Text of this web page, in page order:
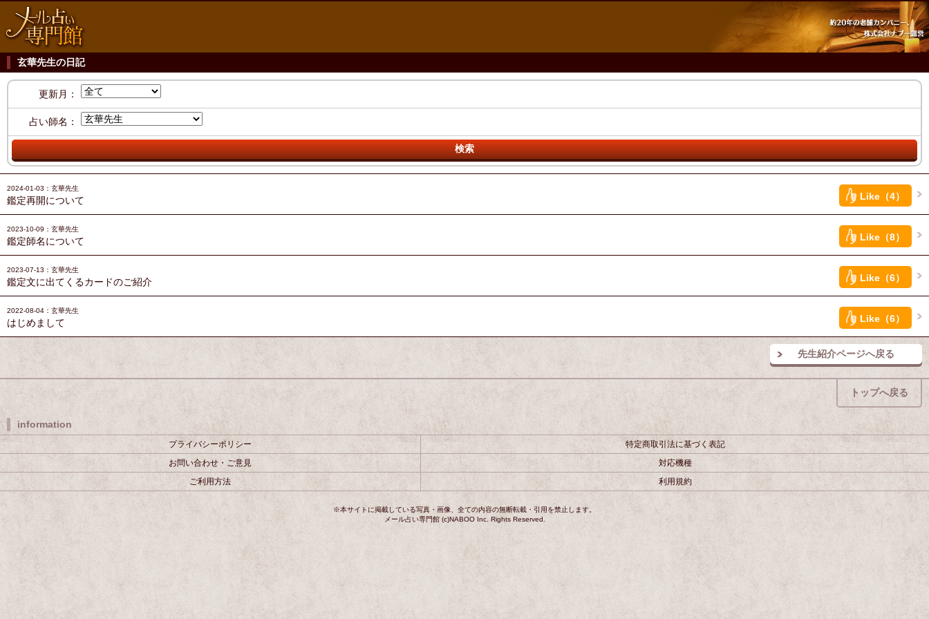
玄華先生の日記
更新月：
占い師名：
Like（4）
2024-01-03：玄華先生
鑑定再開について
Like（8）
2023-10-09：玄華先生
鑑定師名について
Like（6）
2023-07-13：玄華先生
鑑定文に出てくるカードのご紹介
Like（6）
2022-08-04：玄華先生
はじめまして
先生紹介ページへ戻る
トップへ戻る
information
プライバシーポリシー
特定商取引法に基づく表記
お問い合わせ・ご意見
対応機種
ご利用方法
利用規約
※本サイトに掲載している写真・画像、全ての内容の無断転載・引用を禁止します。
メール占い専門館 (c)NABOO Inc. Rights Reserved.